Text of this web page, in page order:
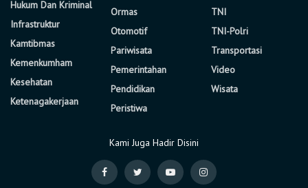
Hukum Dan Kriminal
Infrastruktur
Kamtibmas
Kemenkumham
Kesehatan
Ketenagakerjaan
Ormas
Otomotif
Pariwisata
Pemerintahan
Pendidikan
Peristiwa
TNI
TNI-Polri
Transportasi
Video
Wisata
Kami Juga Hadir Disini